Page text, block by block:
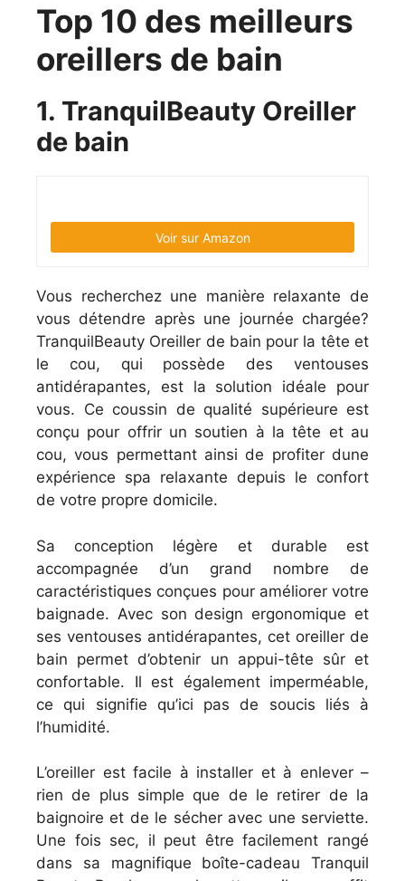
Top 10 des meilleurs
oreillers de bain
1. TranquilBeauty Oreiller
de bain
Voir sur Amazon
Vous recherchez une manière relaxante de
vous détendre après une journée chargée?
TranquilBeauty Oreiller de bain pour la tête et
le cou, qui possède des ventouses
antidérapantes, est la solution idéale pour
vous. Ce coussin de qualité supérieure est
conçu pour offrir un soutien à la tête et au
cou, vous permettant ainsi de profiter dune
expérience spa relaxante depuis le confort
de votre propre domicile.
Sa conception légère et durable est
accompagnée d’un grand nombre de
caractéristiques conçues pour améliorer votre
baignade. Avec son design ergonomique et
ses ventouses antidérapantes, cet oreiller de
bain permet d’obtenir un appui-tête sûr et
confortable. Il est également imperméable,
ce qui signifie qu’ici pas de soucis liés à
l’humidité.
L’oreiller est facile à installer et à enlever –
rien de plus simple que de le retirer de la
baignoire et de le sécher avec une serviette.
Une fois sec, il peut être facilement rangé
dans sa magnifique boîte-cadeau Tranquil